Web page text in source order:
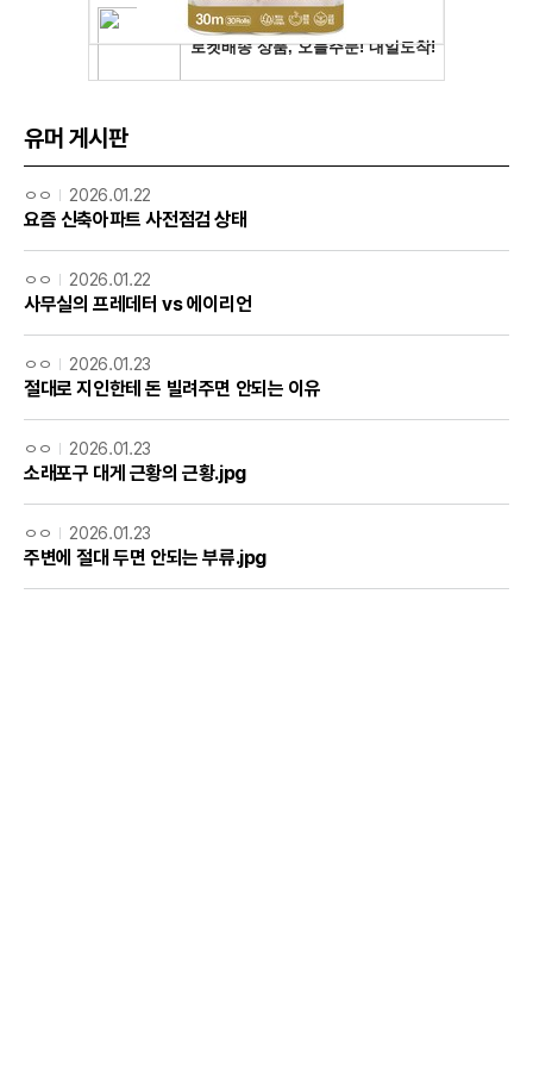
유머 게시판
ㅇㅇ 2026.01.22
요즘 신축아파트 사전점검 상태
ㅇㅇ 2026.01.22
사무실의 프레데터 vs 에이리언
ㅇㅇ 2026.01.23
절대로 지인한테 돈 빌려주면 안되는 이유
ㅇㅇ 2026.01.23
소래포구 대게 근황의 근황.jpg
ㅇㅇ 2026.01.23
주변에 절대 두면 안되는 부류.jpg